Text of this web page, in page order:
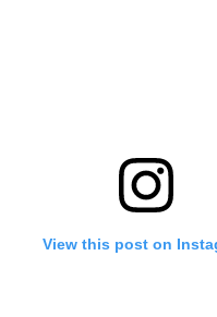
View this post on